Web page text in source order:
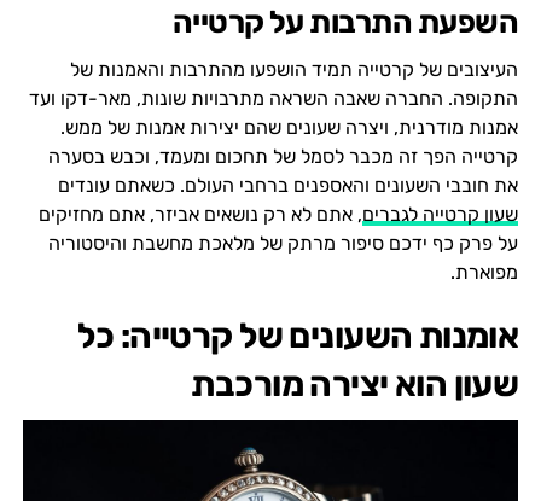
השפעת התרבות על קרטייה
העיצובים של קרטייה תמיד הושפעו מהתרבות והאמנות של
התקופה. החברה שאבה השראה מתרבויות שונות, מאר-דקו ועד
אמנות מודרנית, ויצרה שעונים שהם יצירות אמנות של ממש.
קרטייה הפך זה מכבר לסמל של תחכום ומעמד, וכבש בסערה
את חובבי השעונים והאספנים ברחבי העולם. כשאתם עונדים
שעון קרטייה לגברים, אתם לא רק נושאים אביזר, אתם מחזיקים
על פרק כף ידכם סיפור מרתק של מלאכת מחשבת והיסטוריה
מפוארת.
אומנות השעונים של קרטייה: כל
שעון הוא יצירה מורכבת